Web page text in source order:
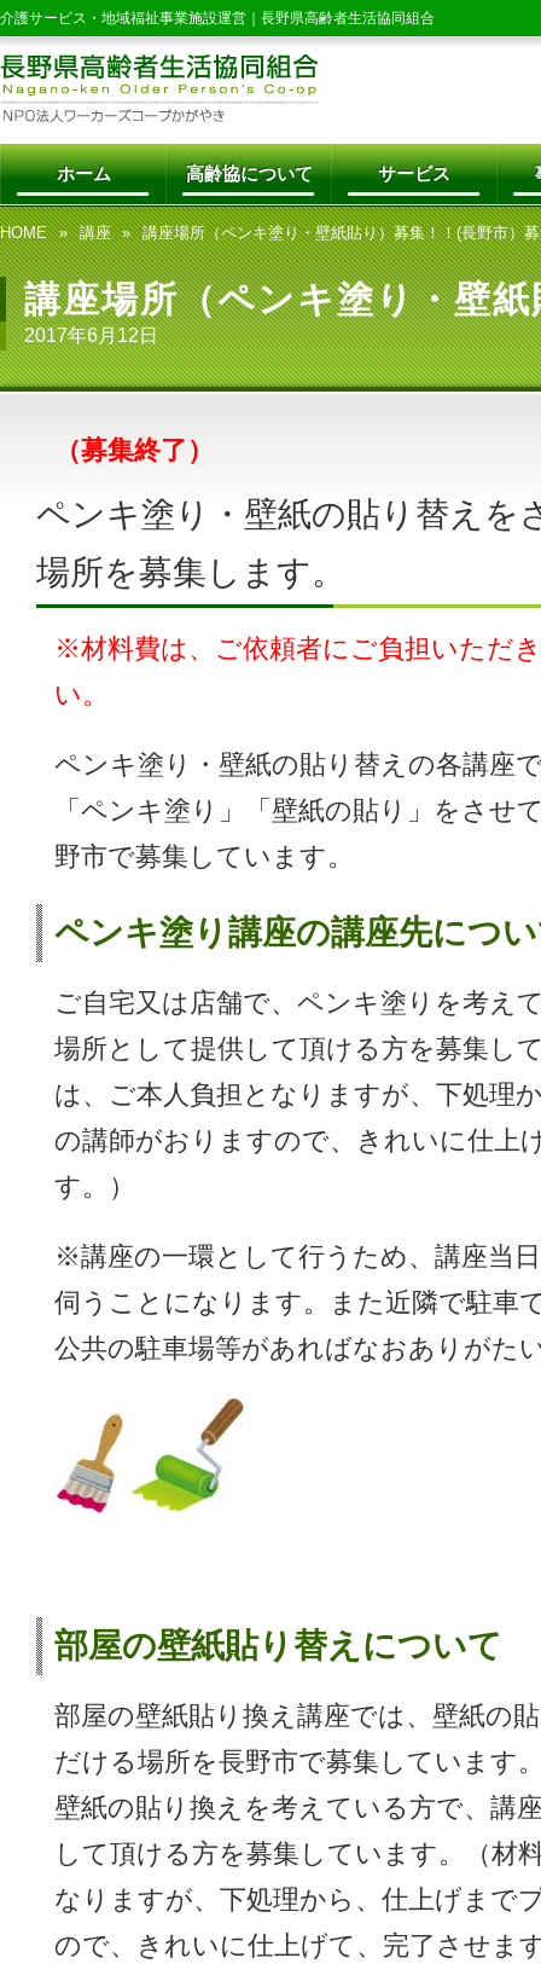
介護サービス・地域福祉事業施設運営｜ 長野県高齢者生活協同組合
ホーム 高齢協について サービス
HOME 講座 講座場所（ペンキ塗り・壁紙貼り）募集！！(長野市）
講座場所（ペンキ塗り・壁
2017年6月12日
（募集終了）
ペンキ塗り・壁紙の貼り替えを
場所を募集します。
※材料費は、ご依頼者にご負担いただ
い。
ペンキ塗り・壁紙の貼り替えの各講座
「ペンキ塗り」「壁紙の貼り」をさせ
野市で募集しています。
ペンキ塗り講座の講座先につ
ご自宅又は店舗で、ペンキ塗りを考え
場所として提供して頂ける方を募集し
は、ご本人負担となりますが、下処理
の講師がおりますので、きれいに仕上
す。）
※講座の一環として行うため、講座当
伺うことになります。また近隣で駐車
公共の駐車場等があればなおありがた
部屋の壁紙貼り替え について
部屋の壁紙貼り換え講座では、壁紙の
だける場所を長野市で募集しています
壁紙の貼り換えを考えている方で、講
して頂ける方を募集しています。（材
なりますが、下処理から、仕上げまで
ので、きれいに仕上げて、完了させま